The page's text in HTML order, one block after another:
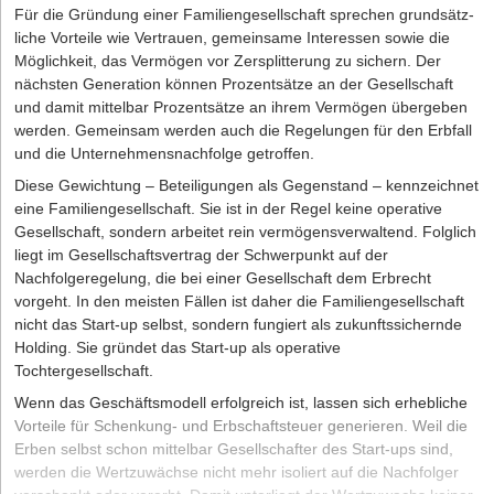
notwendig sind. Für den eigenen Traum zahlt es sich jedoch aus,
diese anfänglichen Schwierigkeiten in Kauf zu nehmen und
bestmöglich zu meistern. Denn sobald du zum ersten Mal die
Klappe deines eigenen Trucks öffnest und ordentlich Burger und
Co. verkaufst, hat sich der Aufwand schon gelohnt und du kannst
weiter an deiner rollenden Erfolgsstory arbeiten.
Die AutorinKristin Köck ist Content Marketing Managerin bei dem
Start-upready2order.
kundenorientierte Beratung tragen sie maßgeblich zur finanziellen
Stabilität und zum Wachstum ihrer Klienten bei.
man also jede Woche zweitägigen Workshop käme man am Ende
des Monats bei einem Gehalt von 21.600 Euro heraus.
Marketing für selbstständige Design Thinking Coaches
Um als selbstständiger Design Thinking Coach an Aufträge zu
kommen, muss die Werbetrommel gerührt werden. Dafür stehen
es natürlich möglich, auf das Netzwerk zurückzugreifen, was man
sich als Design Thinking Coach ohnehin anlegen sollte. Ist dieses
jedoch noch nicht ganz ausgebaut und es fehlt noch an Kontakten,
sind hier einige weitere Optionen:
Akquise auf Linkedin oder Xing
Auf Konferenzen Design Thinking Vorträge halten
Webinare für Einsteiger halten
Werbung über die eigene Website: Fachartikel publizieren
Vernetzung bei Events, auf denen die Zielgruppe vertreten ist
Google- oder Facebook-Werbung
Begleitung erfahrener Coaches als Co-Coach
Für die Gründung einer Familiengesellschaft sprechen grundsätz-
liche Vorteile wie Vertrauen, gemeinsame Interessen sowie die
Möglichkeit, das Vermögen vor Zersplitterung zu sichern. Der
nächsten Generation können Prozentsätze an der Gesellschaft
und damit mittelbar Prozentsätze an ihrem Vermögen übergeben
werden. Gemeinsam werden auch die Regelungen für den Erbfall
und die Unternehmensnachfolge getroffen.
Diese Gewichtung – Beteiligungen als Gegenstand – kennzeichnet
eine Familiengesellschaft. Sie ist in der Regel keine operative
Gesellschaft, sondern arbeitet rein vermögensverwaltend. Folglich
liegt im Gesellschaftsvertrag der Schwerpunkt auf der
Nachfolgeregelung, die bei einer Gesellschaft dem Erbrecht
vorgeht. In den meisten Fällen ist daher die Familiengesellschaft
nicht das Start-up selbst, sondern fungiert als zukunftssichernde
Holding. Sie gründet das Start-up als operative
Tochtergesellschaft.
Wenn das Geschäftsmodell erfolgreich ist, lassen sich erhebliche
Vorteile für Schenkung- und Erbschaftsteuer generieren. Weil die
Erben selbst schon mittelbar Gesellschafter des Start-ups sind,
werden die Wertzuwächse nicht mehr isoliert auf die Nachfolger